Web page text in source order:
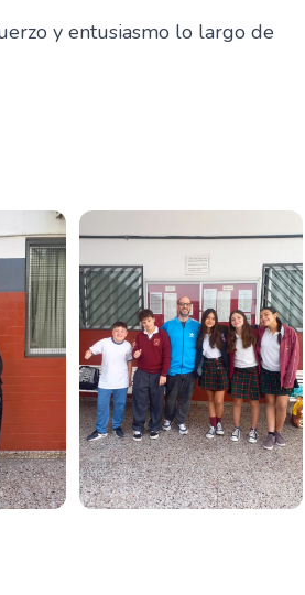
y entusiasmo lo largo de